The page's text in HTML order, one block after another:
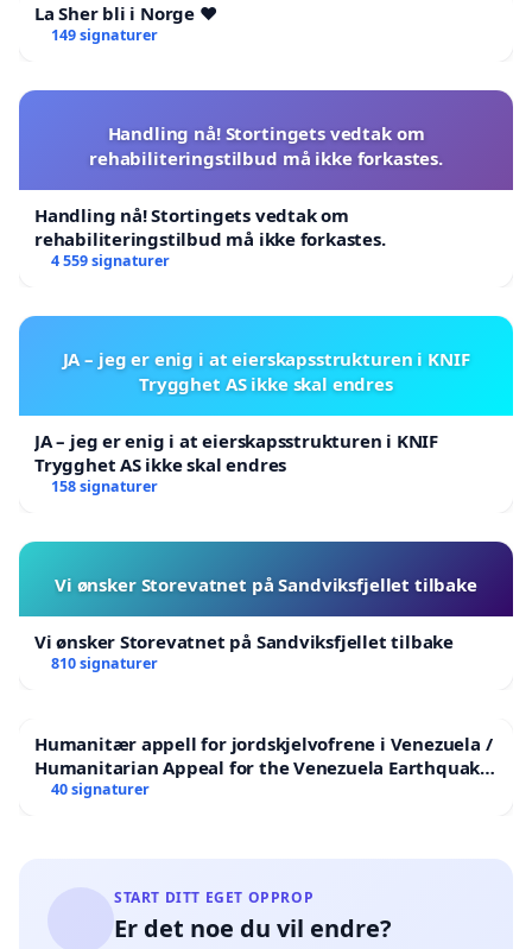
La Sher bli i Norge ❤️
149 signaturer
Handling nå! Stortingets vedtak om
rehabiliteringstilbud må ikke forkastes.
Handling nå! Stortingets vedtak om
rehabiliteringstilbud må ikke forkastes.
4 559 signaturer
JA – jeg er enig i at eierskapsstrukturen i KNIF
Trygghet AS ikke skal endres
JA – jeg er enig i at eierskapsstrukturen i KNIF
Trygghet AS ikke skal endres
158 signaturer
Vi ønsker Storevatnet på Sandviksfjellet tilbake
Vi ønsker Storevatnet på Sandviksfjellet tilbake
810 signaturer
Humanitær appell for jordskjelvofrene i Venezuela /
Humanitarian Appeal for the Venezuela Earthquake
Victims
40 signaturer
START DITT EGET OPPROP
Er det noe du vil endre?